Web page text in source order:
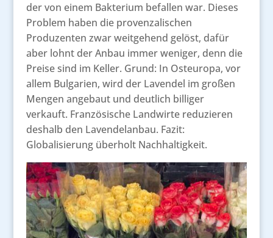
der von einem Bakterium befallen war. Dieses
Problem haben die provenzalischen
Produzenten zwar weitgehend gelöst, dafür
aber lohnt der Anbau immer weniger, denn die
Preise sind im Keller. Grund: In Osteuropa, vor
allem Bulgarien, wird der Lavendel im großen
Mengen angebaut und deutlich billiger
verkauft. Französische Landwirte reduzieren
deshalb den Lavendelanbau. Fazit:
Globalisierung überholt Nachhaltigkeit.